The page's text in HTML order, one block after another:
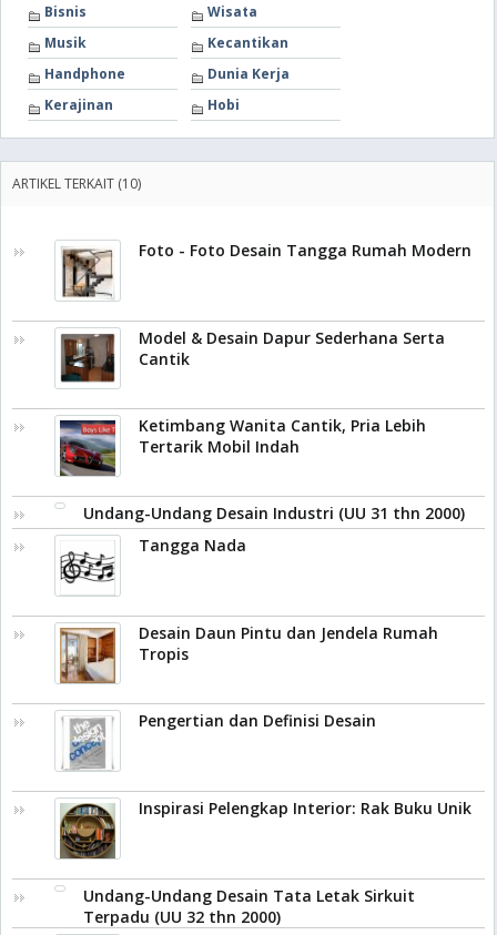
Bisnis
Wisata
Musik
Kecantikan
Handphone
Dunia Kerja
Kerajinan
Hobi
ARTIKEL TERKAIT (10)
Foto - Foto Desain Tangga Rumah Modern
Model & Desain Dapur Sederhana Serta
Cantik
Ketimbang Wanita Cantik, Pria Lebih
Tertarik Mobil Indah
Undang-Undang Desain Industri (UU 31 thn 2000)
Tangga Nada
Desain Daun Pintu dan Jendela Rumah
Tropis
Pengertian dan Definisi Desain
Inspirasi Pelengkap Interior: Rak Buku Unik
Undang-Undang Desain Tata Letak Sirkuit
Terpadu (UU 32 thn 2000)